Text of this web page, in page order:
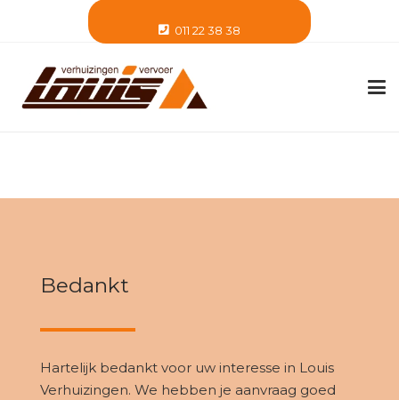
011 22 38 38
Bedankt
Hartelijk bedankt voor uw interesse in Louis
Verhuizingen. We hebben je aanvraag goed